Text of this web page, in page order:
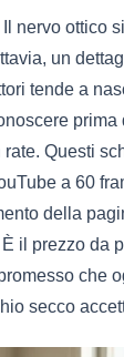
Il nervo ottico
un
tende a
prima
Questi
a 60
della
È il prezzo da
che
secco